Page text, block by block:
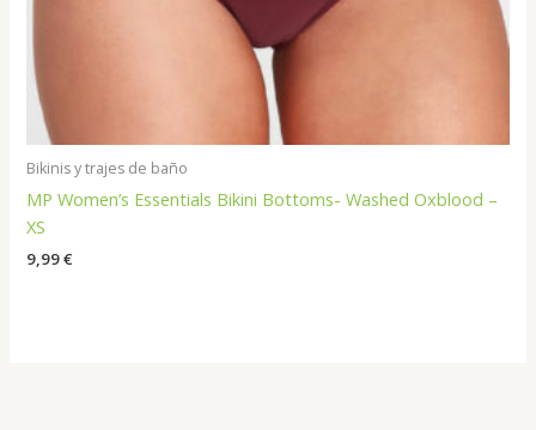
Bikinis y trajes de baño
MP Women’s Essentials Bikini Bottoms- Washed Oxblood –
XS
9,99€